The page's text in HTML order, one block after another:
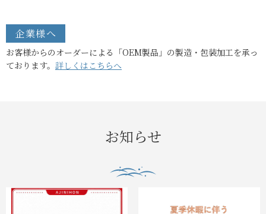
企業様へ
お客様からのオーダーによる「OEM製品」の製造・包装加工を承っ
ております。 詳しくはこちらへ
お知らせ